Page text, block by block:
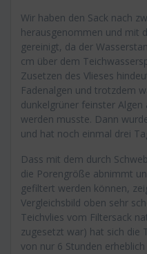
Wir haben den Sack nach
herausgenommen und mit
gereinigt, da der
cm über dem
Zusetzen des Vlieses
Fadenalgen und trotzdem
dunkelgrüner feinster
werden musste. Dann
und hat noch einmal drei
Dass mit dem durch
die Porengröße abnimmt
gefiltert werden können,
Vergleichsbild oben sehr
Teichvlies vom Filtersack
zugesetzt war) hat sich die
von nur 6 Stunden